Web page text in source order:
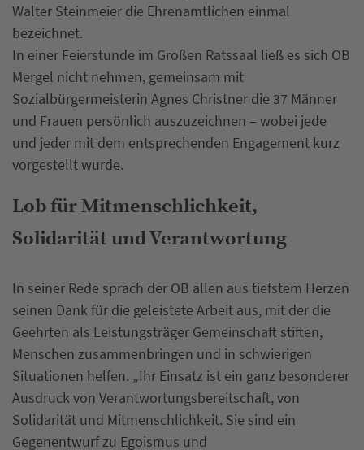
Walter Steinmeier die Ehrenamtlichen einmal
bezeichnet.
In einer Feierstunde im Großen Ratssaal ließ es sich OB
Mergel nicht nehmen, gemeinsam mit
Sozialbürgermeisterin Agnes Christner die 37 Männer
und Frauen persönlich auszuzeichnen – wobei jede
und jeder mit dem entsprechenden Engagement kurz
vorgestellt wurde.
Lob für Mitmenschlichkeit,
Solidarität und Verantwortung
In seiner Rede sprach der OB allen aus tiefstem Herzen
seinen Dank für die geleistete Arbeit aus, mit der die
Geehrten als Leistungsträger Gemeinschaft stiften,
Menschen zusammenbringen und in schwierigen
Situationen helfen. „Ihr Einsatz ist ein ganz besonderer
Ausdruck von Verantwortungsbereitschaft, von
Solidarität und Mitmenschlichkeit. Sie sind ein
Gegenentwurf zu Egoismus und